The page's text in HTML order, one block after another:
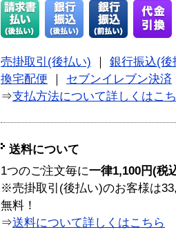
売掛取引(後払い)
銀行振込(後
換宅配便
セブンイレブン決済
⇒支払方法について詳しくはこ
送料について
1つのご注文毎に一律1,100円(税
※売掛取引(後払い)のお客様は
無料！
⇒送料について詳しくはこちら